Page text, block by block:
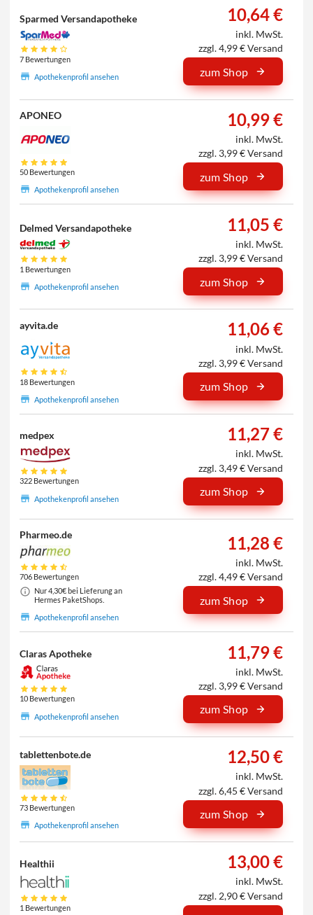
Sparmed Versandapotheke
7 Bewertungen
Apothekenprofil ansehen
10,64 €
inkl. MwSt.
zzgl. 4,99 € Versand
zum Shop
APONEO
50 Bewertungen
Apothekenprofil ansehen
10,99 €
inkl. MwSt.
zzgl. 3,99 € Versand
zum Shop
Delmed Versandapotheke
1 Bewertungen
Apothekenprofil ansehen
11,05 €
inkl. MwSt.
zzgl. 3,99 € Versand
zum Shop
ayvita.de
18 Bewertungen
Apothekenprofil ansehen
11,06 €
inkl. MwSt.
zzgl. 3,99 € Versand
zum Shop
medpex
322 Bewertungen
Apothekenprofil ansehen
11,27 €
inkl. MwSt.
zzgl. 3,49 € Versand
zum Shop
Pharmeo.de
706 Bewertungen
Nur 4,30€ bei Lieferung an
Hermes PaketShops.
Apothekenprofil ansehen
11,28 €
inkl. MwSt.
zzgl. 4,49 € Versand
zum Shop
Claras Apotheke
10 Bewertungen
Apothekenprofil ansehen
11,79 €
inkl. MwSt.
zzgl. 3,99 € Versand
zum Shop
tablettenbote.de
73 Bewertungen
Apothekenprofil ansehen
12,50 €
inkl. MwSt.
zzgl. 6,45 € Versand
zum Shop
Healthii
1 Bewertungen
13,00 €
inkl. MwSt.
zzgl. 2,90 € Versand